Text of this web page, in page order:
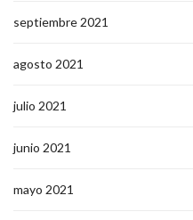
septiembre 2021
agosto 2021
julio 2021
junio 2021
mayo 2021